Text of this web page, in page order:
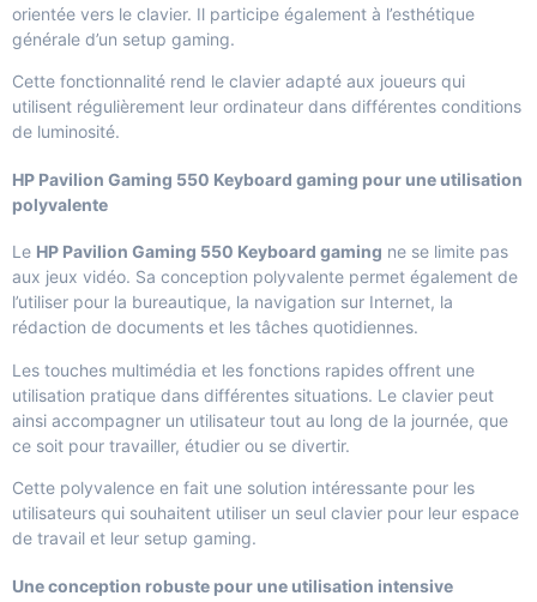
orientée vers le clavier. Il participe également à l’esthétique
générale d’un setup gaming.
Cette fonctionnalité rend le clavier adapté aux joueurs qui
utilisent régulièrement leur ordinateur dans différentes conditions
de luminosité.
HP Pavilion Gaming 550 Keyboard gaming pour une utilisation
polyvalente
Le HP Pavilion Gaming 550 Keyboard gaming ne se limite pas
aux jeux vidéo. Sa conception polyvalente permet également de
l’utiliser pour la bureautique, la navigation sur Internet, la
rédaction de documents et les tâches quotidiennes.
Les touches multimédia et les fonctions rapides offrent une
utilisation pratique dans différentes situations. Le clavier peut
ainsi accompagner un utilisateur tout au long de la journée, que
ce soit pour travailler, étudier ou se divertir.
Cette polyvalence en fait une solution intéressante pour les
utilisateurs qui souhaitent utiliser un seul clavier pour leur espace
de travail et leur setup gaming.
Une conception robuste pour une utilisation intensive